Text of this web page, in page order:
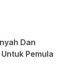
Dan
Pemula